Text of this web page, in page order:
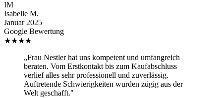
IM
Isabelle M.
Januar 2025
Google Bewertung
★★★★
„Frau Nestler hat uns kompetent und umfangreich
beraten. Vom Erstkontakt bis zum Kaufabschluss
verlief alles sehr professionell und zuverlässig.
Auftretende Schwierigkeiten wurden zügig aus der
Welt geschafft."